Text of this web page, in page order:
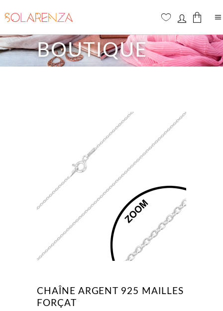
Aucun produit dans le panier
BOUTIQUE
CHAÎNE ARGENT 925 MAILLES
FORÇAT